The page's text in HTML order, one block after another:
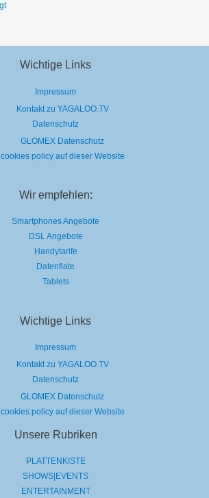
Wichtige Links
Impressum
Kontakt zu YAGALOO.TV
Datenschutz
GLOMEX Datenschutz
cookies policy auf dieser Website
Wir empfehlen:
Smartphones Angebote
DSL Angebote
Handytarife
Datenflate
Tablets
Wichtige Links
Impressum
Kontakt zu YAGALOO.TV
Datenschutz
GLOMEX Datenschutz
cookies policy auf dieser Website
Unsere Rubriken
PLATTENKISTE
SHOWS|EVENTS
ENTERTAINMENT